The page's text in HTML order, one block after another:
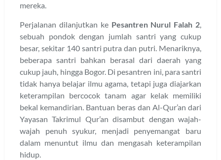
mereka.
Perjalanan dilanjutkan ke Pesantren Nurul Falah 2
sebuah pondok dengan jumlah santri yang cukup
besar, sekitar 140 santri putra dan putri. Menariknya,
beberapa santri bahkan berasal dari daerah yang
cukup jauh, hingga Bogor. Di pesantren ini, para santri
tidak hanya belajar ilmu agama, tetapi juga diajarkan
keterampilan bercocok tanam agar kelak memiliki
bekal kemandirian. Bantuan beras dan Al-Qur’an dari
Yayasan Takrimul Qur’an disambut dengan wajah-
wajah penuh syukur, menjadi penyemangat baru
dalam menuntut ilmu dan mengasah keterampilan
hidup.